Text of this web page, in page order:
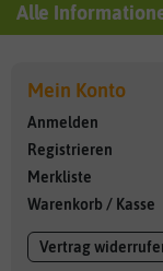
Alle
Mein Konto
Anmelden
Registrieren
Merkliste
Warenkorb / Kasse
Vertrag